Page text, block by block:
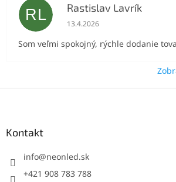
RL Rastislav Lavrík
Hodnotenie obchodu je 5 z
13.4.2026
Som veľmi spokojný, rýchle dodanie
Kontakt
info@neonled.sk
+421 908 783 788